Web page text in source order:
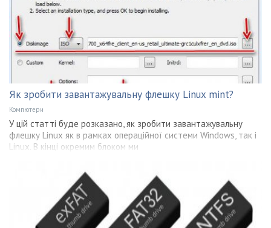
Як зробити завантажувальну флешку Linux mint?
Компютери
У цій статті буде розказано, як зробити завантажувальну
флешку Linux як в рамках операційної системи Windows, так і
Linux. В кінці окремим блоком ми